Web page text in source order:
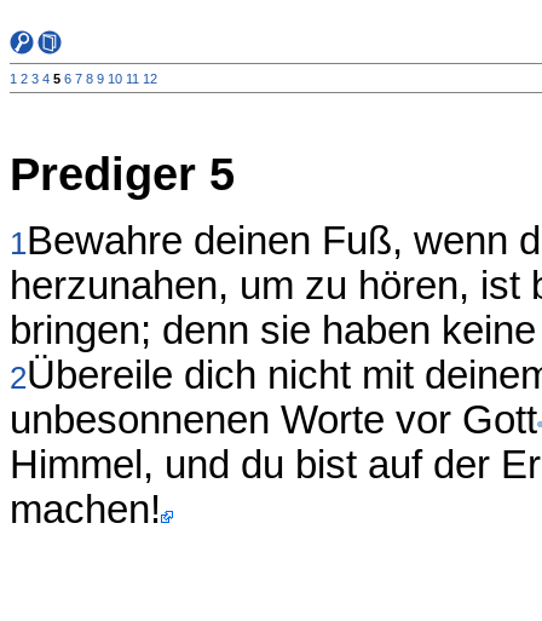
1 2 3 4 5 6 7 8 9 10 11 12
Prediger 5
1Bewahre deinen Fuß, wenn
herzunahen, um zu hören, ist
bringen; denn sie haben
2Übereile dich nicht mit
unbesonnenen Worte vor Gott
Himmel, und du bist auf der
machen!